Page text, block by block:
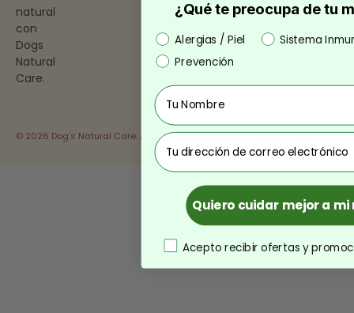
natural
con
Dogs
Natural
Care.
© 2026 Dog’s Natural Care. All Rights Reserved.
¿Qué te preocupa de tu
Preocupación
Alergias / Piel Sistema
Prevención
Nombre
correo
Quiero cuidar mejor a
consentimiento
Acepto recibir ofertas y